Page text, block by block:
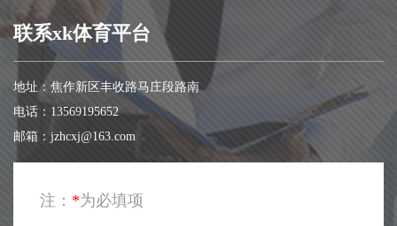
注： *为必填项
联系xk体育平台
地址：焦作新区丰收路马庄段路南
电话：13569195652
邮箱：jzhcxj@163.com